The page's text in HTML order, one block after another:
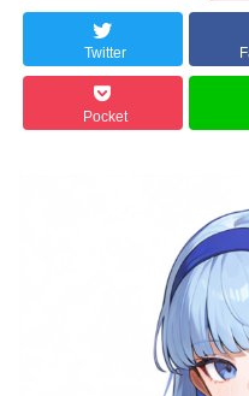
Twitter
Pocket